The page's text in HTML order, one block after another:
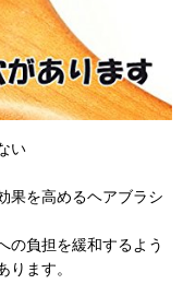
い
果を高めるヘアブラシ
の負担を緩和するよう
ます。